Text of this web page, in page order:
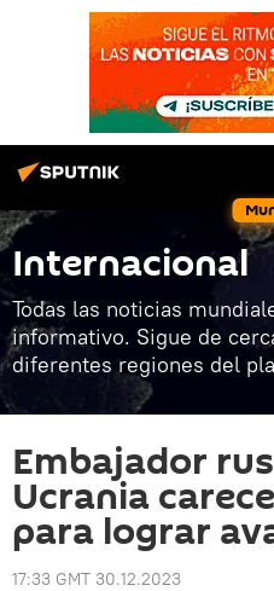
Internacional
Todas las noticias
informativo. Sigue de
diferentes regiones del
Embajador
Ucrania
para lograr
17:33 GMT 30.12.2023